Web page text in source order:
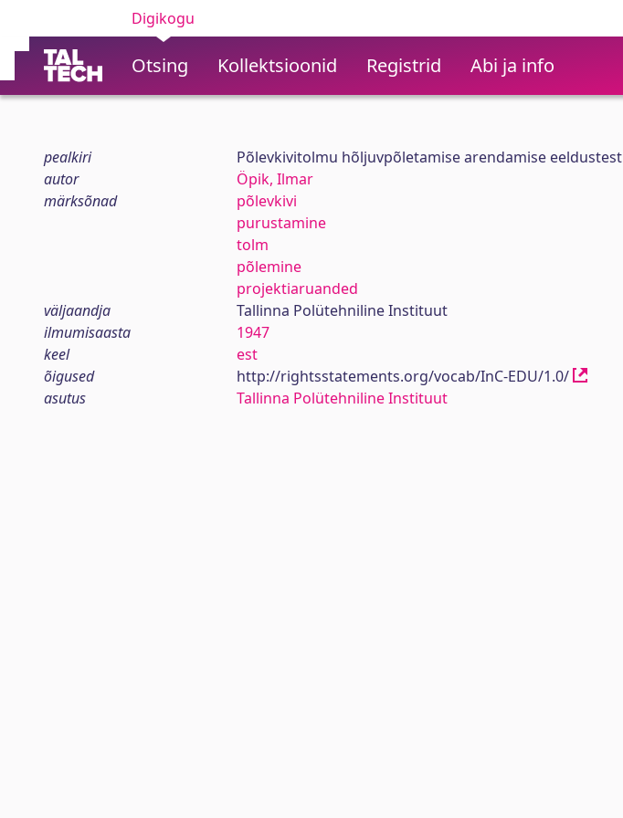
Digikogu
Otsing Kollektsioonid Registrid Abi ja info
pealkiri
Põlevkivitolmu hõljuvpõletamise arendamise eeldustest
autor
Öpik, Ilmar
märksõnad
põlevkivi
purustamine
tolm
põlemine
projektiaruanded
väljaandja
Tallinna Polütehniline Instituut
ilmumisaasta
1947
keel
est
õigused
http://rightsstatements.org/vocab/InC-EDU/1.0/
asutus
Tallinna Polütehniline Instituut